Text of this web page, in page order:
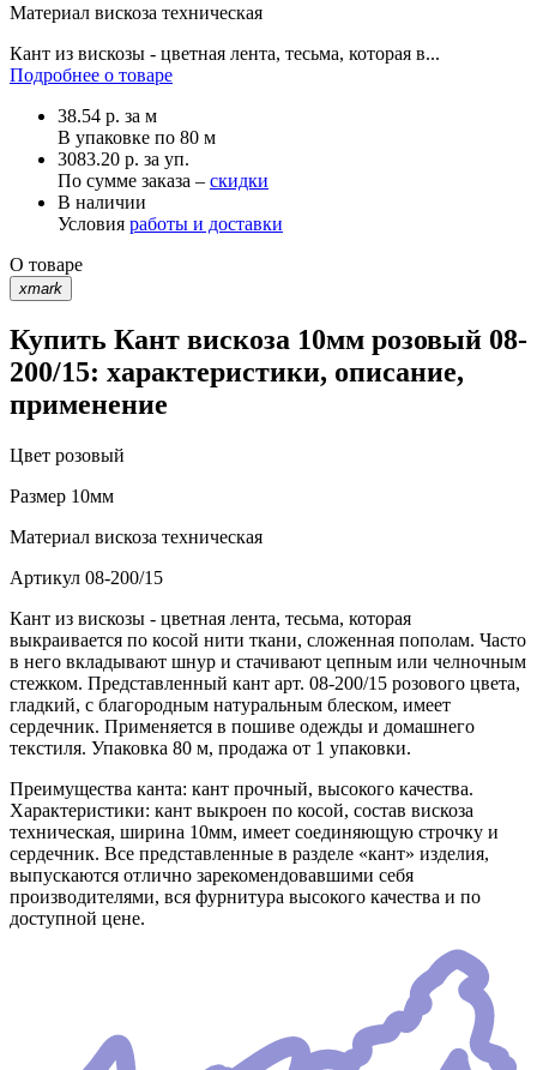
Материал вискоза техническая
Кант из вискозы - цветная лента, тесьма, которая в...
Подробнее о товаре
38.54 р. за м
В упаковке по 80 м
3083.20 р. за уп.
По сумме заказа – скидки
В наличии
Условия работы и доставки
О товаре
xmark
Купить Кант вискоза 10мм розовый 08-
200/15: характеристики, описание,
применение
Цвет розовый
Размер 10мм
Материал вискоза техническая
Артикул 08-200/15
Кант из вискозы - цветная лента, тесьма, которая
выкраивается по косой нити ткани, сложенная пополам. Часто
в него вкладывают шнур и стачивают цепным или челночным
стежком. Представленный кант арт. 08-200/15 розового цвета,
гладкий, с благородным натуральным блеском, имеет
сердечник. Применяется в пошиве одежды и домашнего
текстиля. Упаковка 80 м, продажа от 1 упаковки.
Преимущества канта: кант прочный, высокого качества.
Характеристики: кант выкроен по косой, состав вискоза
техническая, ширина 10мм, имеет соединяющую строчку и
сердечник. Все представленные в разделе «кант» изделия,
выпускаются отлично зарекомендовавшими себя
производителями, вся фурнитура высокого качества и по
доступной цене.